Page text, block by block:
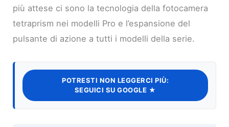
più attese ci sono la tecnologia della fotocamera
tetraprism nei modelli Pro e l’espansione del
pulsante di azione a tutti i modelli della serie.
POTRESTI NON LEGGERCI PIÙ:
SEGUICI SU GOOGLE ★